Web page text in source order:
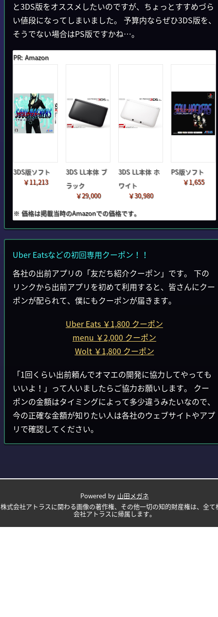
と3DS版をオススメしたいのですが、ちょっとすすめづら
い値段になってしまいました。 予算内ならぜひ3DS版を、
そうでない場合はPS版ですかね…。
PR: Amazon
3DS版ソフト
￥11,213
3DS LL本体 ブ
ラック
￥29,000
3DS LL本体 ホ
ワイト
￥30,980
PS版ソフト
￥1,655
※ 価格は掲載当時のAmazonでの価格です。
Uber Eatsなどの初回専用クーポン！！
各社の出前アプリの「友だち紹介クーポン」です。 下の
リンクから出前アプリを初めて利用すると、皆さんにクー
ポンが配られて、僕にもクーポンが届きます。
Uber Eats ￥1,800 クーポン
menu ￥2,000 クーポン
Wolt ￥1,800 クーポン
「1回くらい出前頼んでオマエの開発に協力してやっても
いいよ！」って人いましたらご協力お願いします。 クー
ポンの金額はタイミングによって多少違うみたいなので、
今の正確な金額が知りたい人は各社のウェブサイトやアプ
リで確認してください。
Powered by 山田メガネ
株式会社アトラスに関わる画像の著作権、その他一切の知的財産権は、全て
会社アトラスに帰属します。